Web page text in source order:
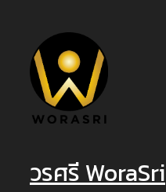
content
วรศรี WoraSri